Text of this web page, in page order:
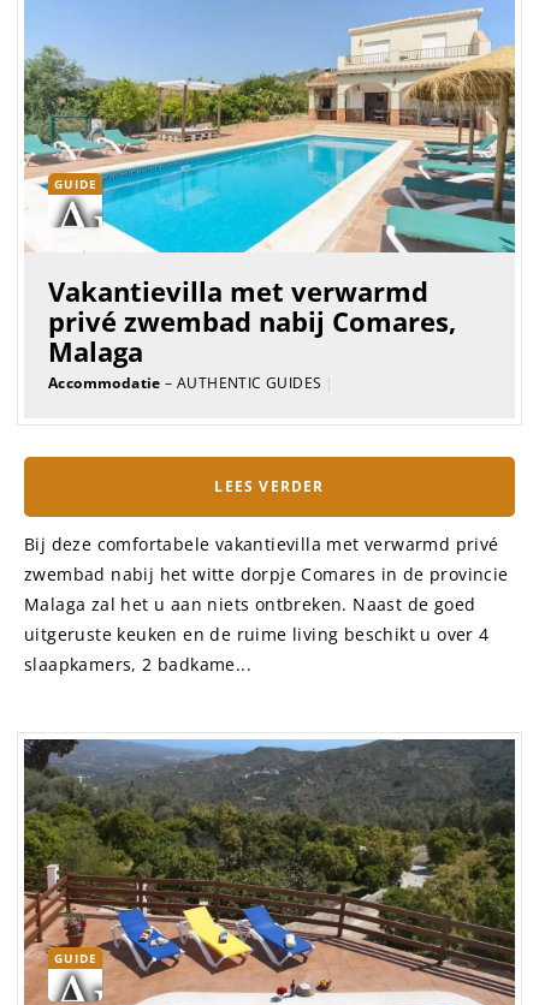
GUIDE
Vakantievilla met verwarmd
privé zwembad nabij Comares,
Malaga
Accommodatie – AUTHENTIC GUIDES |
LEES VERDER
Bij deze comfortabele vakantievilla met verwarmd privé
zwembad nabij het witte dorpje Comares in de provincie
Malaga zal het u aan niets ontbreken. Naast de goed
uitgeruste keuken en de ruime living beschikt u over 4
slaapkamers, 2 badkame...
GUIDE